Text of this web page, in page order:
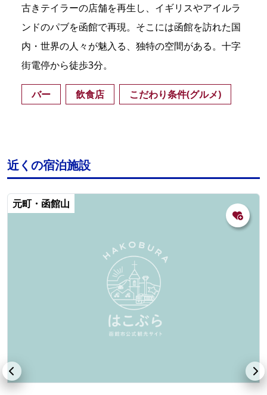
古きテイラーの店舗を再生し、イギリスやアイルラ
ンドのパブを函館で再現。そこには函館を訪れた国
内・世界の人々が魅入る、独特の空間がある。十字
街電停から徒歩3分。
バー 飲食店 こだわり条件(グルメ)
近くの宿泊施設
元町・函館山